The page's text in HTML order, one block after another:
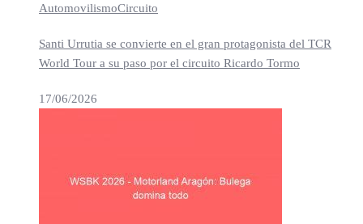
AutomovilismoCircuito
Santi Urrutia se convierte en el gran protagonista del TCR
World Tour a su paso por el circuito Ricardo Tormo
17/06/2026